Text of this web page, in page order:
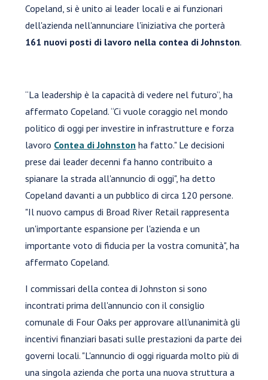
Copeland, si è unito ai leader locali e ai funzionari
dell'azienda nell'annunciare l'iniziativa che porterà
161 nuovi posti di lavoro nella contea di Johnston.
“La leadership è la capacità di vedere nel futuro”, ha
affermato Copeland. “Ci vuole coraggio nel mondo
politico di oggi per investire in infrastrutture e forza
lavoro Contea di Johnston ha fatto." Le decisioni
prese dai leader decenni fa hanno contribuito a
spianare la strada all'annuncio di oggi", ha detto
Copeland davanti a un pubblico di circa 120 persone.
"Il nuovo campus di Broad River Retail rappresenta
un'importante espansione per l'azienda e un
importante voto di fiducia per la vostra comunità", ha
affermato Copeland.
I commissari della contea di Johnston si sono
incontrati prima dell'annuncio con il consiglio
comunale di Four Oaks per approvare all'unanimità gli
incentivi finanziari basati sulle prestazioni da parte dei
governi locali. "L'annuncio di oggi riguarda molto più di
una singola azienda che porta una nuova struttura a